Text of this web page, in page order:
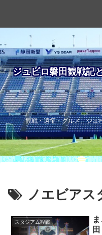
ジュビロ磐田観戦記
観戦・遠征・グルメ。ジュ
ノエビアス
スタジアム観戦
田